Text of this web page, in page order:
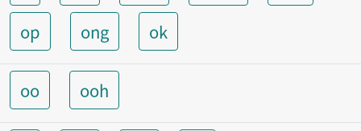
op
ong ok
oo ooh